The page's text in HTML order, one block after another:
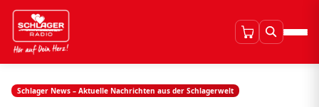
Schlager News – Aktuelle Nachrichten aus der Schlagerwelt